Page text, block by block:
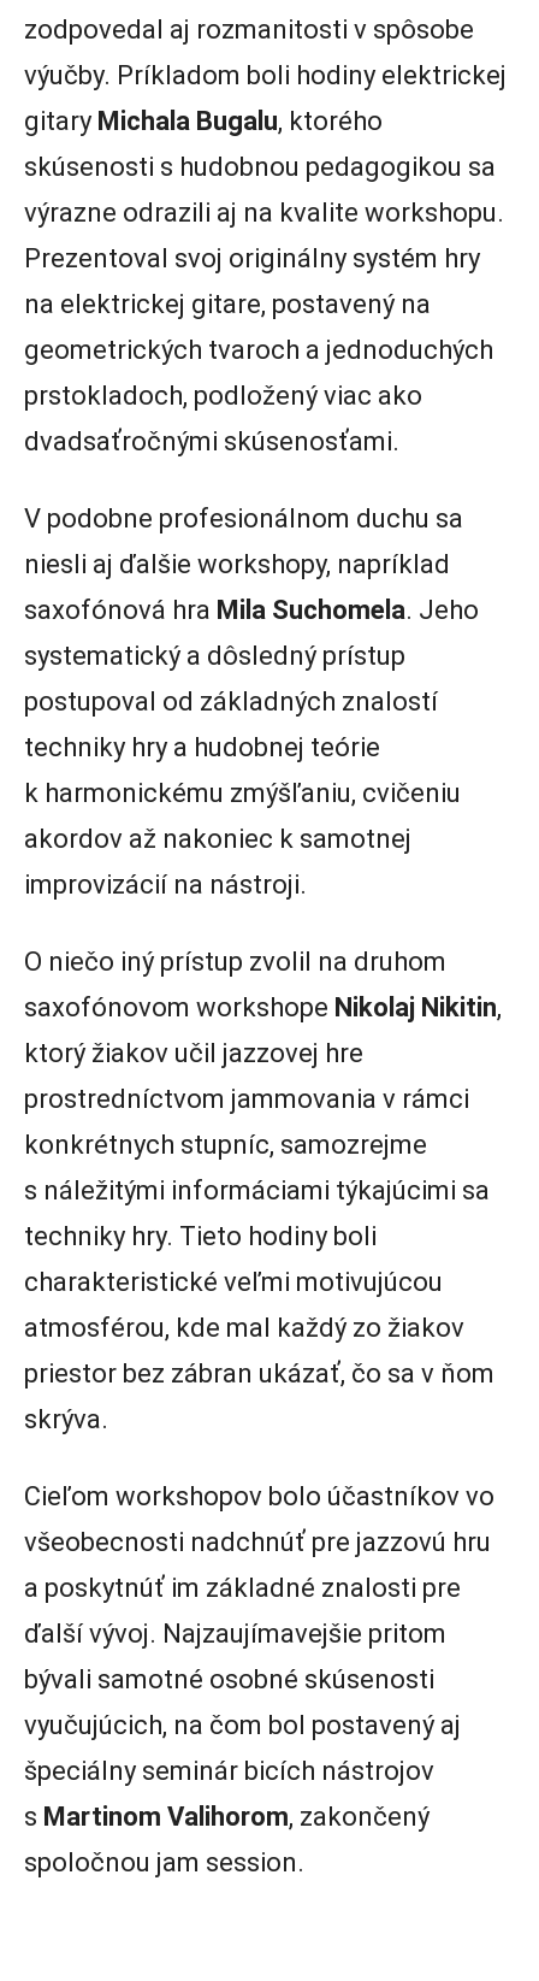
zodpovedal aj rozmanitosti v spôsobe
výučby. Príkladom boli hodiny elektrickej
gitary Michala Bugalu, ktorého
skúsenosti s hudobnou pedagogikou sa
výrazne odrazili aj na kvalite workshopu.
Prezentoval svoj originálny systém hry
na elektrickej gitare, postavený na
geometrických tvaroch a jednoduchých
prstokladoch, podložený viac ako
dvadsaťročnými skúsenosťami.
V podobne profesionálnom duchu sa
niesli aj ďalšie workshopy, napríklad
saxofónová hra Mila Suchomela. Jeho
systematický a dôsledný prístup
postupoval od základných znalostí
techniky hry a hudobnej teórie
k harmonickému zmýšľaniu, cvičeniu
akordov až nakoniec k samotnej
improvizácií na nástroji.
O niečo iný prístup zvolil na druhom
saxofónovom workshope Nikolaj Nikitin,
ktorý žiakov učil jazzovej hre
prostredníctvom jammovania v rámci
konkrétnych stupníc, samozrejme
s náležitými informáciami týkajúcimi sa
techniky hry. Tieto hodiny boli
charakteristické veľmi motivujúcou
atmosférou, kde mal každý zo žiakov
priestor bez zábran ukázať, čo sa v ňom
skrýva.
Cieľom workshopov bolo účastníkov vo
všeobecnosti nadchnúť pre jazzovú hru
a poskytnúť im základné znalosti pre
ďalší vývoj. Najzaujímavejšie pritom
bývali samotné osobné skúsenosti
vyučujúcich, na čom bol postavený aj
špeciálny seminár bicích nástrojov
s Martinom Valihorom, zakončený
spoločnou jam session.